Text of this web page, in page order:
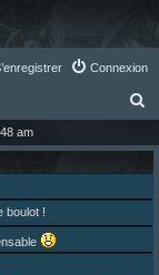
Connexion
c
am
boulot !